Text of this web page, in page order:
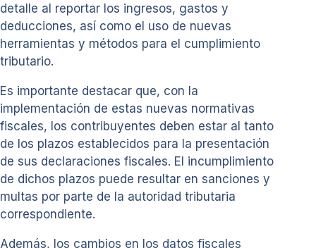
detalle al reportar los ingresos, gastos y
deducciones, así como el uso de nuevas
herramientas y métodos para el cumplimiento
tributario.
Es importante destacar que, con la
implementación de estas nuevas normativas
fiscales, los contribuyentes deben estar al tanto
de los plazos establecidos para la presentación
de sus declaraciones fiscales. El incumplimiento
de dichos plazos puede resultar en sanciones y
multas por parte de la autoridad tributaria
correspondiente.
Además, los cambios en los datos fiscales